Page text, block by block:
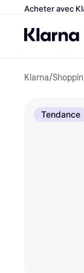
Acheter avec
Klarna/
Tendance